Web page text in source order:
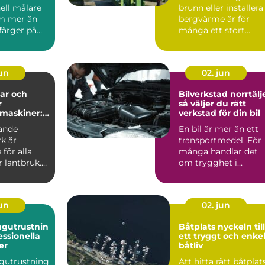
målare
mer än
på
må...
brunn eller installera
bergvärme är för
många ett stort
och
på
är
för alla
lantbruk.
02. jun
Bilverkstad
så väljer du rätt
verkstad för din bil
En bil är mer än ett
transportmedel. För
många handlar det
om trygghet i
möjligheten att t...
02. jun
Båtplats nyckeln till
ett tryggt och
båtliv
Att hitta rätt